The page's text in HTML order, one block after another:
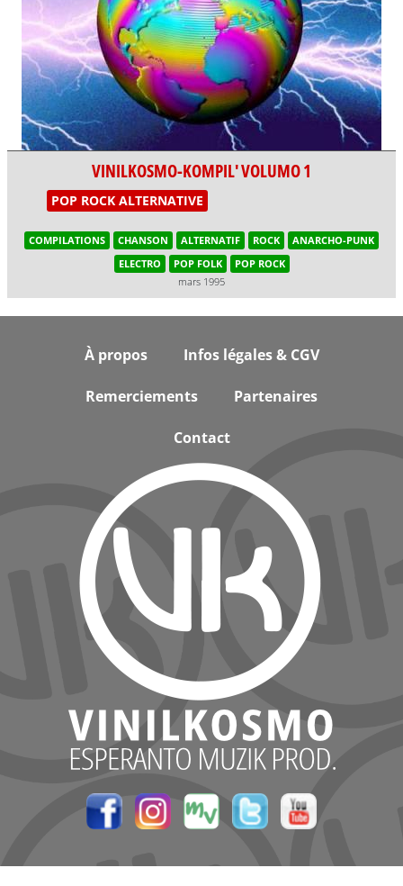
VINILKOSMO-KOMPIL' VOLUMO 1
POP ROCK ALTERNATIVE
COMPILATIONS CHANSON ALTERNATIF ROCK
ANARCHO-PUNK
ELECTRO
POP FOLK
POP ROCK
mars 1995
À propos Infos légales & CGV
Remerciements Partenaires
Contact